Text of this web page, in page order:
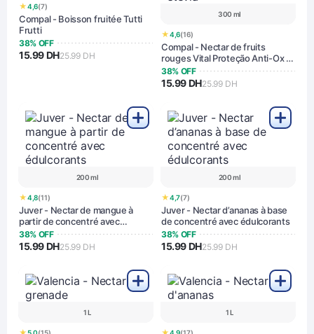
★4,6(7)
Compal - Boisson fruitée Tutti
Frutti
38% OFF
15.99 DH25.99 DH
300 ml
★4,6(16)
Compal - Nectar de fruits
rouges Vital Proteção Anti-Ox à
la stévia
38% OFF
15.99 DH25.99 DH
200 ml
★4,8(11)
Juver - Nectar de mangue à
partir de concentré avec
édulcorants
38% OFF
15.99 DH25.99 DH
200 ml
★4,7(7)
Juver - Nectar d’ananas à base
de concentré avec édulcorants
38% OFF
15.99 DH25.99 DH
1 L 1 L